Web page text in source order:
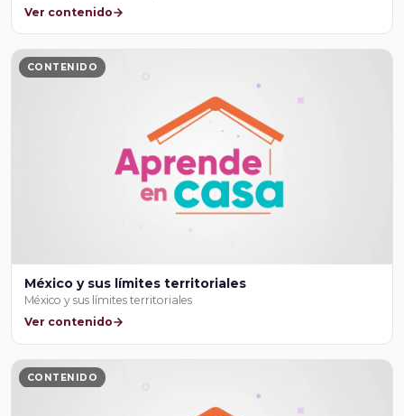
Ver contenido
CONTENIDO
México y sus límites territoriales
México y sus límites territoriales
Ver contenido
CONTENIDO